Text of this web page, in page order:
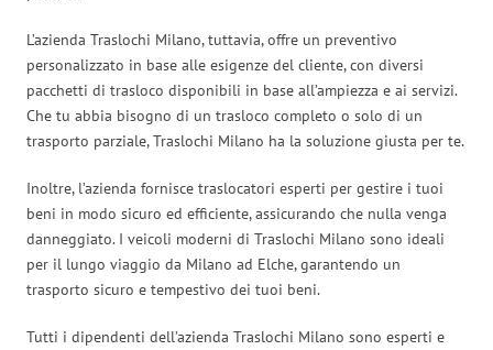
L’azienda Traslochi Milano, tuttavia, offre un preventivo
personalizzato in base alle esigenze del cliente, con diversi
pacchetti di trasloco disponibili in base all’ampiezza e ai servizi.
Che tu abbia bisogno di un trasloco completo o solo di un
trasporto parziale, Traslochi Milano ha la soluzione giusta per te.
Inoltre, l’azienda fornisce traslocatori esperti per gestire i tuoi
beni in modo sicuro ed efficiente, assicurando che nulla venga
danneggiato. I veicoli moderni di Traslochi Milano sono ideali
per il lungo viaggio da Milano ad Elche, garantendo un
trasporto sicuro e tempestivo dei tuoi beni.
Tutti i dipendenti dell’azienda Traslochi Milano sono esperti e